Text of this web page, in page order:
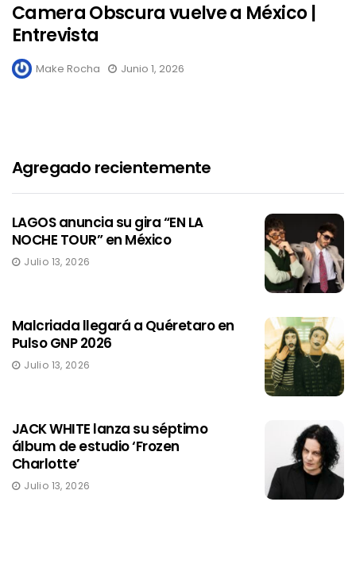
Camera Obscura vuelve a México |
Entrevista
Make Rocha Junio 1, 2026
Agregado recientemente
LAGOS anuncia su gira “EN LA
NOCHE TOUR” en México
Julio 13, 2026
Malcriada llegará a Quéretaro en
Pulso GNP 2026
Julio 13, 2026
JACK WHITE lanza su séptimo
álbum de estudio ‘Frozen
Charlotte’
Julio 13, 2026